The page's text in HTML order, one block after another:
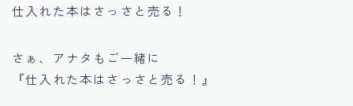
仕入れた本はさっさと売る！
さぁ、アナタもご一緒に
『仕入れた本はさっさと売る！』